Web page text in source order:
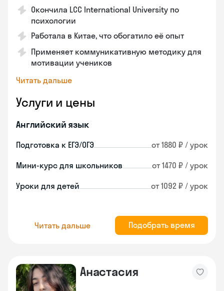
Окончила LCC International University по
психологии
Работала в Китае, что обогатило её опыт
Применяет коммуникативную методику для
мотивации учеников
Читать дальше
Услуги и цены
Английский язык
Подготовка к ЕГЭ/ОГЭ от 1880 ₽ / урок
Мини-курс для школьников от 1470 ₽ / урок
Уроки для детей от 1092 ₽ / урок
Читать дальше Подобрать время
Анастасия